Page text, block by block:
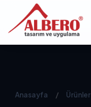
Anasayfa / Ürünler